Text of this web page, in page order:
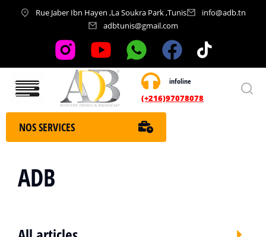
Rue Jaber Ibn Hayen ,La Soukra Park ,Tunis
info@adb.tn
adbtunis@gmail.com
infoline
(+216)97078078
Nos services
NOS SERVICES
ADB